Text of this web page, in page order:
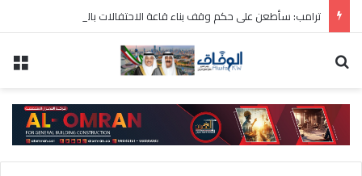
ترامب: سأطعن على حكم وقف بناء قاعة الاحتفالات بالبيت الأبيض